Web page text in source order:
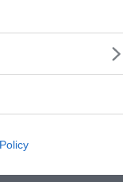
απάντησε ότι
να σταματήσεις
δεν